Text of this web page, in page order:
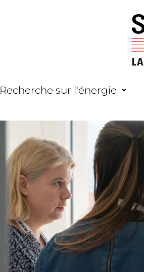
Recherche sur l'énergie